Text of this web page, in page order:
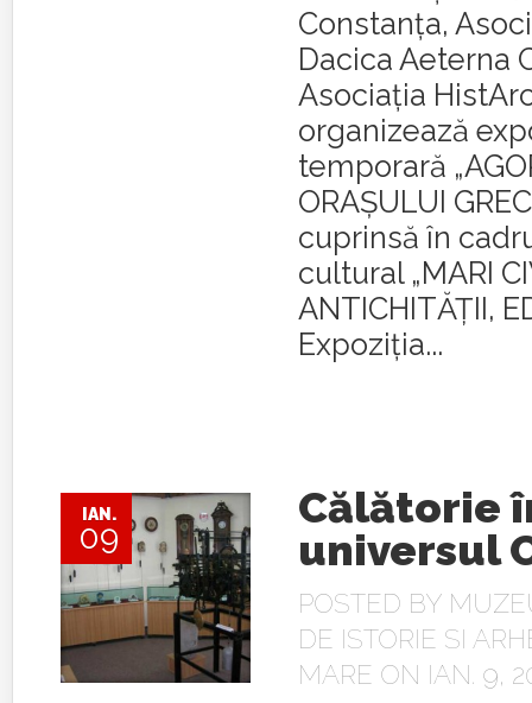
Constanţa,
Dacica Aeterna
Asociaţia
organizează
temporară
ORAŞULUI
cuprinsă în
cultural „MARI
ANTICHITĂŢII,
Expoziţia...
IAN.
09
Călătorie
universul
POSTED BY
DE ISTORIE SI
MARE ON IAN. 9,